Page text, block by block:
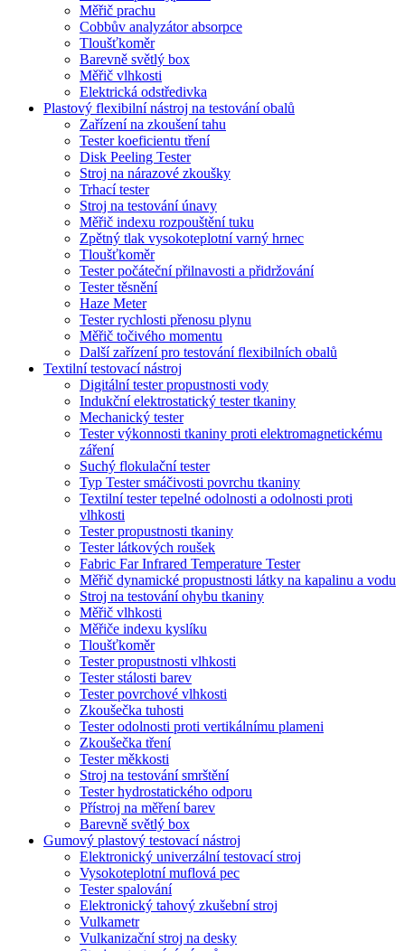
Měřič prachu
Cobbův analyzátor absorpce
Tloušťkoměr
Barevně světlý box
Měřič vlhkosti
Elektrická odstředivka
Plastový flexibilní nástroj na testování obalů
Zařízení na zkoušení tahu
Tester koeficientu tření
Disk Peeling Tester
Stroj na nárazové zkoušky
Trhací tester
Stroj na testování únavy
Měřič indexu rozpouštění tuku
Zpětný tlak vysokoteplotní varný hrnec
Tloušťkoměr
Tester počáteční přilnavosti a přidržování
Tester těsnění
Haze Meter
Tester rychlosti přenosu plynu
Měřič točivého momentu
Další zařízení pro testování flexibilních obalů
Textilní testovací nástroj
Digitální tester propustnosti vody
Indukční elektrostatický tester tkaniny
Mechanický tester
Tester výkonnosti tkaniny proti elektromagnetickému
záření
Suchý flokulační tester
Typ Tester smáčivosti povrchu tkaniny
Textilní tester tepelné odolnosti a odolnosti proti
vlhkosti
Tester propustnosti tkaniny
Tester látkových roušek
Fabric Far Infrared Temperature Tester
Měřič dynamické propustnosti látky na kapalinu a vodu
Stroj na testování ohybu tkaniny
Měřič vlhkosti
Měřiče indexu kyslíku
Tloušťkoměr
Tester propustnosti vlhkosti
Tester stálosti barev
Tester povrchové vlhkosti
Zkoušečka tuhosti
Tester odolnosti proti vertikálnímu plameni
Zkoušečka tření
Tester měkkosti
Stroj na testování smrštění
Tester hydrostatického odporu
Přístroj na měření barev
Barevně světlý box
Gumový plastový testovací nástroj
Elektronický univerzální testovací stroj
Vysokoteplotní muflová pec
Tester spalování
Elektronický tahový zkušební stroj
Vulkametr
Vulkanizační stroj na desky